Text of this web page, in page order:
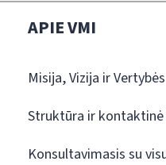
APIE VMI
Misija, Vizija ir Vertybės
Struktūra ir
Konsultavimasis su